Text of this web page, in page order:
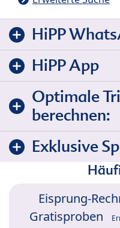
HiPP
HiPP App
Optimale
berechnen:
Exklusive
Eisprung-
Gratisproben